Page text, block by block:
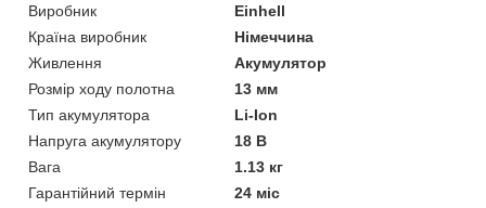
Виробник
Einhell
Країна виробник
Німеччина
Живлення
Акумулятор
Розмір ходу полотна
13 мм
Тип акумулятора
Li-Ion
Напруга акумулятору
18 В
Вага
1.13 кг
Гарантійний термін
24 міс